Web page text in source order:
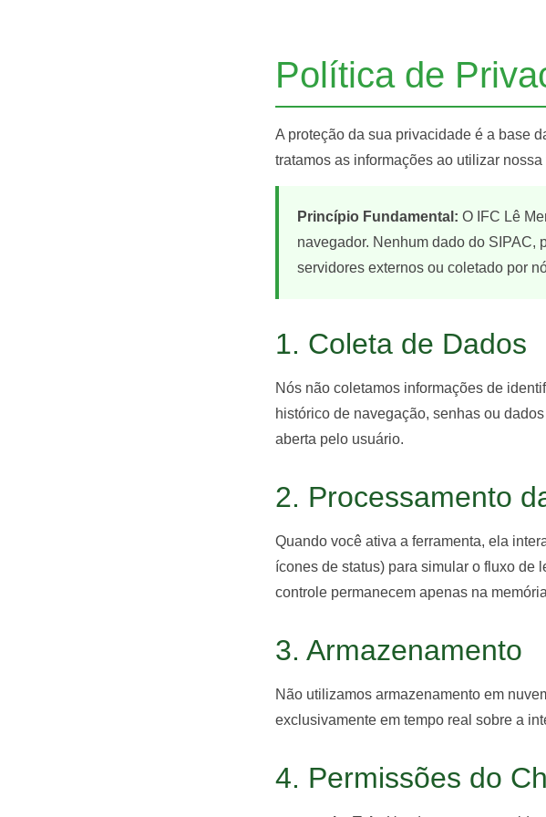
Política de
A proteção da sua privacidade é a base
tratamos as informações ao utilizar nossa
Princípio Fundamental: O IFC Lê
navegador. Nenhum dado do SIPAC,
servidores externos ou coletado por
1. Coleta de Dados
Nós não coletamos informações de
histórico de navegação, senhas ou
aberta pelo usuário.
2. Processamento
Quando você ativa a ferramenta, ela
ícones de status) para simular o fluxo de
controle permanecem apenas na
3. Armazenamento
Não utilizamos armazenamento em
exclusivamente em tempo real sobre a
4. Permissões do